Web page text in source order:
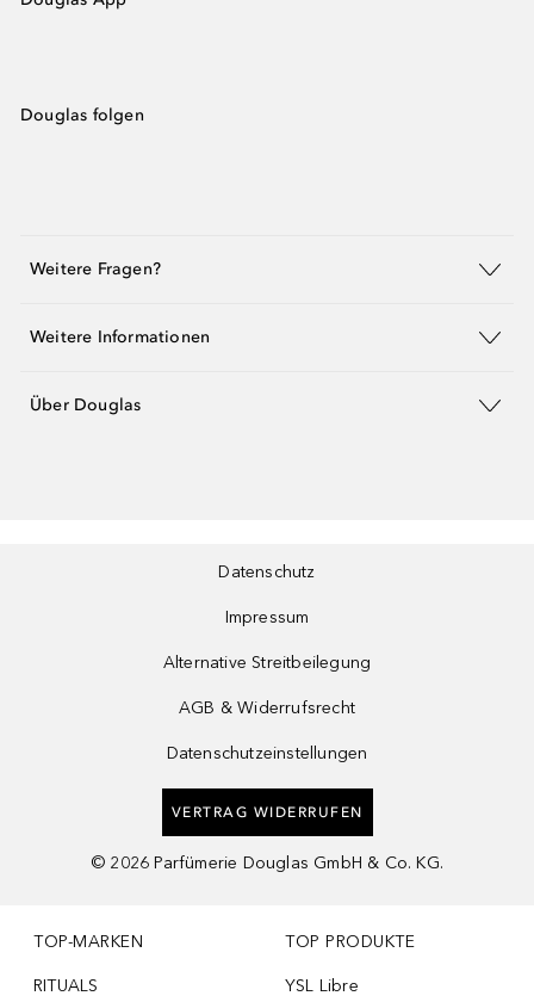
Douglas folgen
Weitere Fragen?
Weitere Informationen
Über Douglas
Datenschutz
Impressum
Alternative Streitbeilegung
AGB & Widerrufsrecht
Datenschutzeinstellungen
VERTRAG WIDERRUFEN
© 2026 Parfümerie Douglas GmbH & Co. KG.
TOP-MARKEN
RITUALS
TOP PRODUKTE
YSL Libre